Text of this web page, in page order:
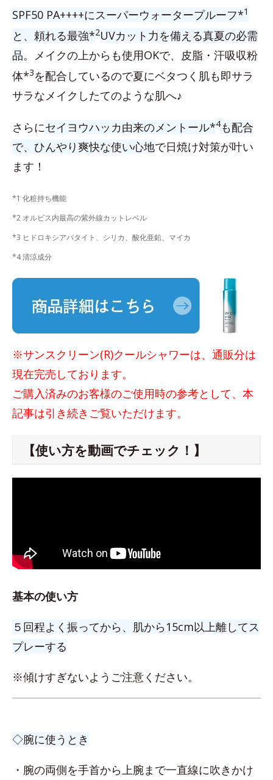
SPF50 PA++++にスーパーウォータープルーフ*1
と、頼れる最強*2UVカット力を備える真夏の必需
品。メイクの上からも使用OKで、皮脂・汗吸収粉
体*3を配合しているので夏にベタつく肌も即サラ
サラなメイクしたてのような肌へ♪
さらにセイヨウハッカ由来のメントール*4も配合
で、ひんやり爽快な使い心地で日焼け対策が叶い
ます！
*1 化粧持ち機能
*2 オルビス内最高の紫外線カットレベル
*3 ヒドロキシアパタイト、シリカ、酸化亜鉛、マイカ
*4 清涼成分
※サンスクリーン(R)クールシャワーは、通販分は
現在完売しております。
ご購入済みのお客様のご使用時の参考として、本
記事は引き続きご覧いただけます。
【使い方を動画でチェック！】
基本の使い方
５回程よく振ってから、肌から15cm以上離してス
プレーする
※傾けすぎないようご注意ください。
◇腕に使うとき
・腕の両側を手首から上腕まで一直線に吹きかけ